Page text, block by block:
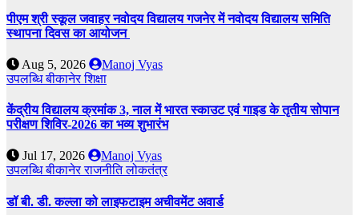
पीएम श्री स्कूल जवाहर नवोदय विद्यालय गजनेर में नवोदय विद्यालय समिति
स्थापना दिवस का आयोजन
Aug 5, 2026
Manoj Vyas
उपलब्धिबीकानेरशिक्षा
केंद्रीय विद्यालय क्रमांक 3, नाल में भारत स्काउट एवं गाइड के तृतीय सोपान
परीक्षण शिविर-2026 का भव्य शुभारंभ
Jul 17, 2026
Manoj Vyas
उपलब्धिबीकानेरराजनीतिलोकतंत्र
डॉ बी. डी. कल्ला को लाइफटाइम अचीवमेंट अवार्ड